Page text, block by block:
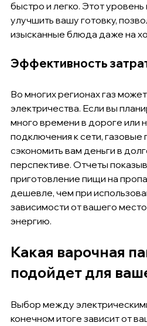
быстро и легко. Этот
улучшить вашу готовку,
изысканные блюда даже на
Эффективность
Во многих регионах газ
электричества. Если вы
много времени в дороге или
подключения к сети, газовые
сэкономить вам деньги в
перспективе. Отчеты
приготовление пищи на
дешевле, чем при
зависимости от вашего
энергию.
Какая варочная
подойдет для
Выбор между
конечном итоге зависит от